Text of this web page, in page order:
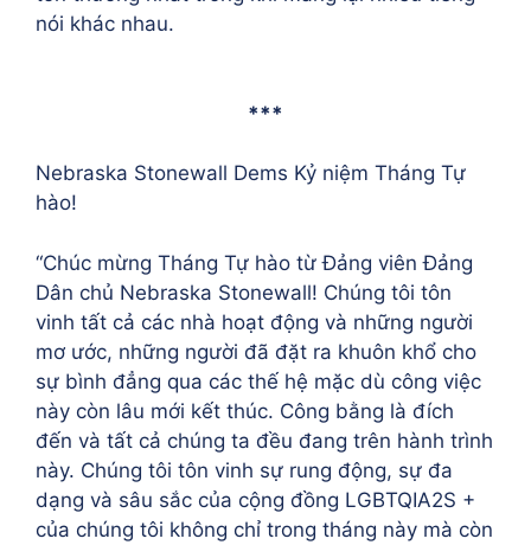
nói khác nhau.
***
Nebraska Stonewall Dems Kỷ niệm Tháng Tự
hào!
“Chúc mừng Tháng Tự hào từ Đảng viên Đảng
Dân chủ Nebraska Stonewall! Chúng tôi tôn
vinh tất cả các nhà hoạt động và những người
mơ ước, những người đã đặt ra khuôn khổ cho
sự bình đẳng qua các thế hệ mặc dù công việc
này còn lâu mới kết thúc. Công bằng là đích
đến và tất cả chúng ta đều đang trên hành trình
này. Chúng tôi tôn vinh sự rung động, sự đa
dạng và sâu sắc của cộng đồng LGBTQIA2S +
của chúng tôi không chỉ trong tháng này mà còn